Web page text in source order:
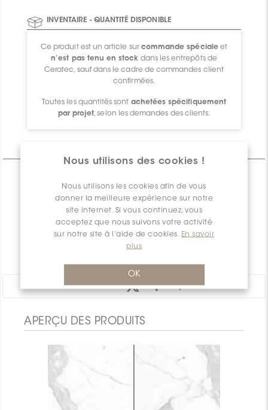
Nous utilisons des cookies !
Nous utilisons les cookies afin de vous
donner la meilleure expérience sur notre
site internet. Si vous continuez, vous
acceptez que nous suivons votre activité
sur notre site à l’aide de cookies. En savoir
plus
OK
INVENTAIRE - QUANTITÉ DISPONIBLE
Ce produit est un article sur commande spécialeet
n’est pas tenu en stock dans les entrepôts de
Ceratec, sauf dans le cadre de commandes client
confirmées.
Toutes les quantités sont achetées spécifiquement
par projet, selon les demandes des clients.
SPÉCIFICATIONS
INFORMATION D'EMBALLAGE
PARTAGER:
APERÇU DES PRODUITS